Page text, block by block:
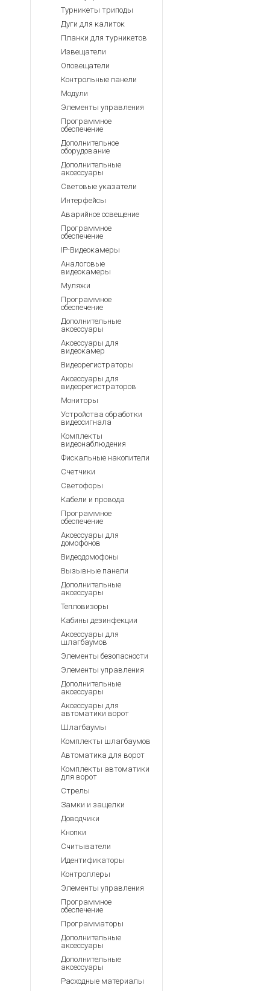
Турникеты триподы
Дуги для калиток
Планки для турникетов
Извещатели
Оповещатели
Контрольные панели
Модули
Элементы управления
Программное
обеспечение
Дополнительное
оборудование
Дополнительные
аксессуары
Световые указатели
Интерфейсы
Аварийное освещение
Программное
обеспечение
IP-Видеокамеры
Аналоговые
видеокамеры
Муляжи
Программное
обеспечение
Дополнительные
аксессуары
Аксессуары для
видеокамер
Видеорегистраторы
Аксессуары для
видеорегистраторов
Мониторы
Устройства обработки
видеосигнала
Комплекты
видеонаблюдения
Фискальные накопители
Счетчики
Светофоры
Кабели и провода
Программное
обеспечение
Аксессуары для
домофонов
Видеодомофоны
Вызывные панели
Дополнительные
аксессуары
Тепловизоры
Кабины дезинфекции
Аксессуары для
шлагбаумов
Элементы безопасности
Элементы управления
Дополнительные
аксессуары
Аксессуары для
автоматики ворот
Шлагбаумы
Комплекты шлагбаумов
Автоматика для ворот
Комплекты автоматики
для ворот
Стрелы
Замки и защелки
Доводчики
Кнопки
Считыватели
Идентификаторы
Контроллеры
Элементы управления
Программное
обеспечение
Программаторы
Дополнительные
аксессуары
Дополнительные
аксессуары
Расходные материалы